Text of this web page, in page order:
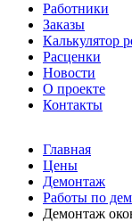
Работники
Заказы
Калькулятор
Расценки
Новости
О проекте
Контакты
Главная
Цены
Демонтаж
Работы по
Демонтаж